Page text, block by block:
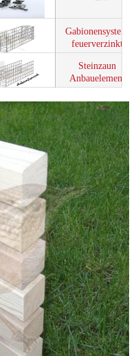
Gabionensystem
feuerverzinkt
Steinzaun
Anbauelement